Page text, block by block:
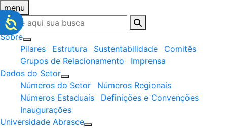
menu
Sobre
Pilares
Estrutura Sustentabilidade
Comitês
Grupos de Relacionamento
Imprensa
Dados do Setor
Números do Setor
Números Regionais
Números Estaduais
Definições e Convenções
Inaugurações
Universidade Abrasce